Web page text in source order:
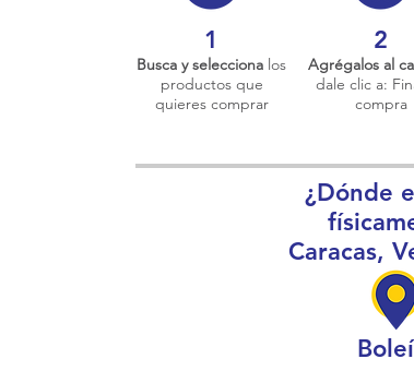
1
Busca y selecciona los
productos que
quieres comprar
2
Agrégalos al
dale clic a:
compra
¿Dónde
Caracas,